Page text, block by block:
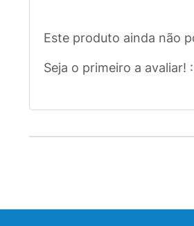
Este produto ainda não
Seja o primeiro a avaliar!